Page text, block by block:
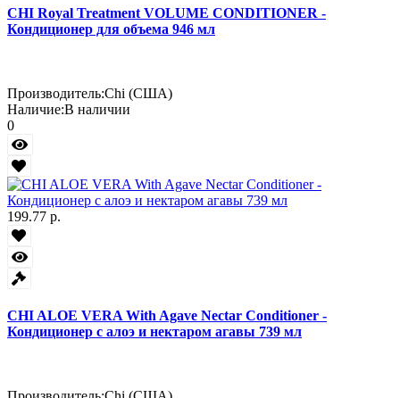
CHI Royal Treatment VOLUME CONDITIONER -
Кондиционер для объема 946 мл
Производитель:Chi (США)
Наличие:В наличии
0
199.77 р.
CHI ALOE VERA With Agave Nectar Conditioner -
Кондиционер с алоэ и нектаром агавы 739 мл